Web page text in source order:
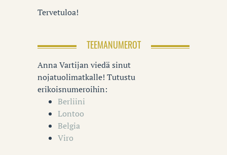
Tervetuloa!
TEEMANUMEROT
Anna Vartijan viedä sinut
nojatuolimatkalle! Tutustu
erikoisnumeroihin:
Berliini
Lontoo
Belgia
Viro